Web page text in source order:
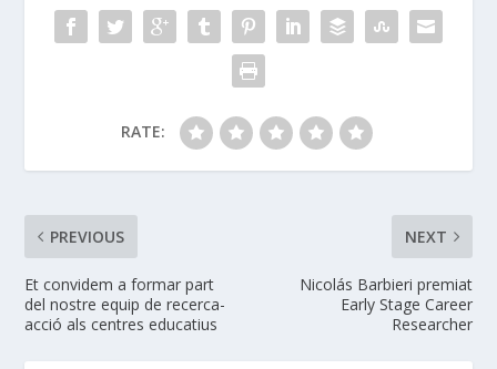
RATE:
PREVIOUS
Et convidem a formar part
del nostre equip de recerca-
acció als centres educatius
NEXT
Nicolás Barbieri premiat
Early Stage Career
Researcher